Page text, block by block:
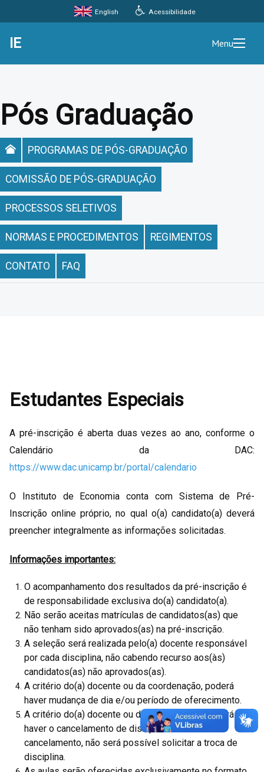
Acessibilidade
English
IE Menu
Pós Graduação
PROGRAMAS DE PÓS-GRADUAÇÃO
COMISSÃO DE PÓS-GRADUAÇÃO
PROCESSOS SELETIVOS
NORMAS E PROCEDIMENTOS REGIMENTOS
CONTATO FAQ
Estudantes Especiais
A pré-inscrição é aberta duas vezes ao ano, conforme o
Calendário da DAC:
https://www.dac.unicamp.br/portal/calendario
O Instituto de Economia conta com Sistema de Pré-
Inscrição online próprio, no qual o(a) candidato(a) deverá
preencher integralmente as informações solicitadas.
Informações importantes:
O acompanhamento dos resultados da pré-inscrição é
de responsabilidade exclusiva do(a) candidato(a).
Não serão aceitas matrículas de candidatos(as) que
não tenham sido aprovados(as) na pré-inscrição.
A seleção será realizada pelo(a) docente responsável
por cada disciplina, não cabendo recurso aos(às)
candidatos(as) não aprovados(as).
A critério do(a) docente ou da coordenação, poderá
haver mudança de dia e/ou período de oferecimento.
A critério do(a) docente ou da coordenação, poderá
haver o cancelamento de disciplinas. Em caso de
cancelamento, não será possível solicitar a troca de
disciplina.